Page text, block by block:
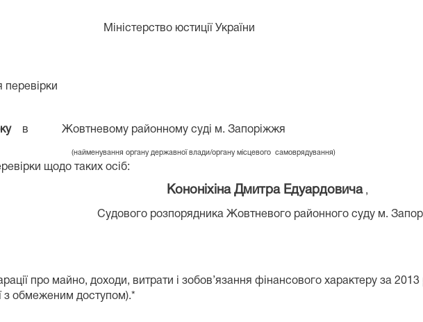
Міністерство юстиції України
перевірки
вЖовтневому районному суді м. Запоріжжя
(найменування органу державної влади/органу місцевого самоврядування)
щодо таких осіб:
Кононіхіна Дмитра Едуардовича,
Судового розпорядника Жовтневого районного суду м.
про майно, доходи, витрати і зобов’язання фінансового характеру за
з обмеженим доступом).*